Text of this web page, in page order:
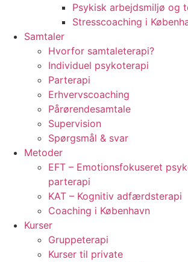
Psykisk arbejdsmiljø og
Stresscoaching i
Samtaler
Hvorfor samtaleterapi?
Individuel psykoterapi
Parterapi
Erhvervscoaching
Pårørendesamtale
Supervision
Spørgsmål & svar
Metoder
EFT – Emotionsfokuseret
parterapi
KAT – Kognitiv adfærdsterapi
Coaching i København
Kurser
Gruppeterapi
Kurser til private